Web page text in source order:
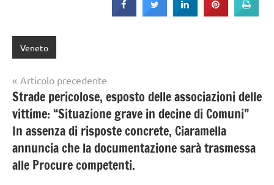
Veneto
Navigazione
articoli
Articolo precedente
Strade pericolose, esposto delle associazioni delle
vittime: “Situazione grave in decine di Comuni”
In assenza di risposte concrete, Ciaramella
annuncia che la documentazione sarà trasmessa
alle Procure competenti.